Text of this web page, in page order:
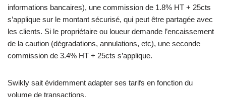
informations bancaires), une commission de 1.8% HT + 25cts
s’applique sur le montant sécurisé, qui peut être partagée avec
les clients. Si le propriétaire ou loueur demande l’encaissement
de la caution (dégradations, annulations, etc), une seconde
commission de 3.4% HT + 25cts s’applique.
Swikly sait évidemment adapter ses tarifs en fonction du
volume de transactions.